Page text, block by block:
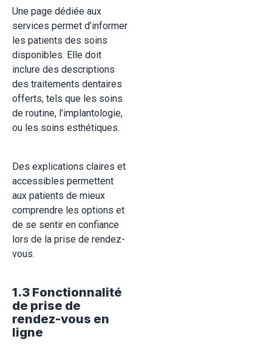
Une page dédiée aux
services permet d’informer
les patients des soins
disponibles. Elle doit
inclure des descriptions
des traitements dentaires
offerts, tels que les soins
de routine, l’implantologie,
ou les soins esthétiques.
Des explications claires et
accessibles permettent
aux patients de mieux
comprendre les options et
de se sentir en confiance
lors de la prise de rendez-
vous.
1.3 Fonctionnalité
de prise de
rendez-vous en
ligne